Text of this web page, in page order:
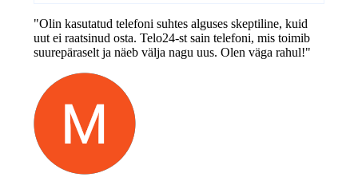
"Olin kasutatud telefoni suhtes alguses skeptiline, kuid
uut ei raatsinud osta. Telo24-st sain telefoni, mis toimib
suurepäraselt ja näeb välja nagu uus. Olen väga rahul!"